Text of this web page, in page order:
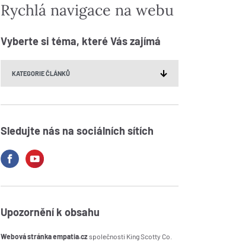
Rychlá navigace na webu
Vyberte si téma, které Vás zajímá
Sledujte nás na sociálních sítích
Upozornění k obsahu
Webová stránka empatia.czspolečnosti King Scotty Co.